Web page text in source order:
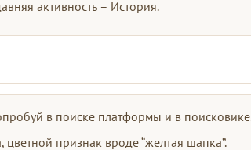
активность – История.
в поиске платформы и в
признак вроде “желтая шапка”.